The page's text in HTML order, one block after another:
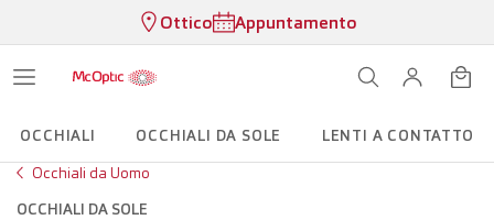
Ottico Appuntamento
OCCHIALI OCCHIALI DA SOLE
LENTI A CONTATTO
Occhiali da Uomo
OCCHIALI DA SOLE